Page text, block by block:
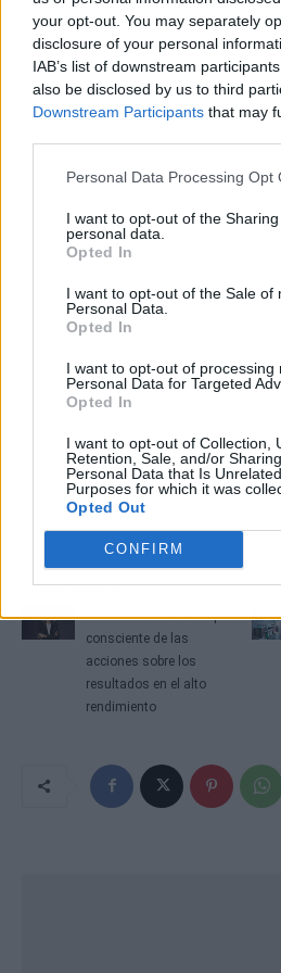
your opt-out. You may separately
disclosure of your personal
IAB’s list of downstream
also be disclosed by us to third
Downstream Participants that may
Personal Data Processing Opt
I want to opt-out of the
personal data.
Opted In
I want to opt-out of the Sale of
Personal Data.
Opted In
I want to opt-out of processing
Personal Data for Targeted
Opted In
I want to opt-out of Collection,
Retention, Sale, and/or
Personal Data that Is
Purposes for which it was
Opted Out
CONFIRM
Publicidad
Artículo anterior
La influencia del enfoque
consciente de las
acciones sobre los
resultados en el alto
rendimiento